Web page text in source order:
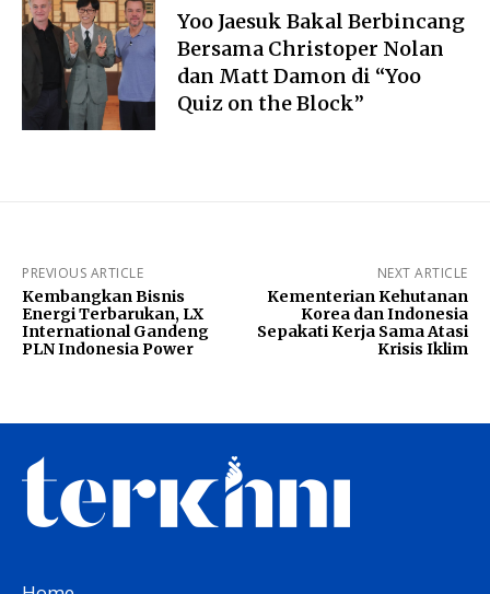
Yoo Jaesuk Bakal Berbincang
Bersama Christoper Nolan
dan Matt Damon di “Yoo
Quiz on the Block”
PREVIOUS ARTICLE
Kembangkan Bisnis
Energi Terbarukan, LX
International Gandeng
PLN Indonesia Power
NEXT ARTICLE
Kementerian Kehutanan
Korea dan Indonesia
Sepakati Kerja Sama Atasi
Krisis Iklim